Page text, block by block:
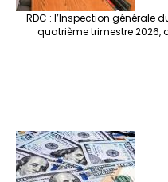
RDC : l’Inspection générale
quatrième trimestre 2026,